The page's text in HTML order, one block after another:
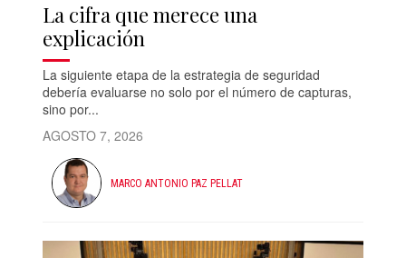
La cifra que merece una
explicación
La siguiente etapa de la estrategia de seguridad
debería evaluarse no solo por el número de capturas,
sino por...
AGOSTO 7, 2026
MARCO ANTONIO PAZ PELLAT